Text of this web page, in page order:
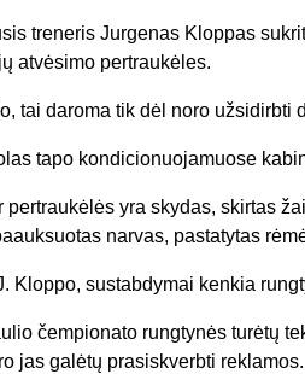
treneris Jurgenas Kloppas
atvėsimo pertraukėles.
tai daroma tik dėl noro užsidirbti
tapo kondicionuojamuose
pertraukėlės yra skydas, skirtas
narvas, pastatytas
Kloppo, sustabdymai kenkia
čempionato rungtynės turėtų
jas galėtų prasiskverbti reklamos.